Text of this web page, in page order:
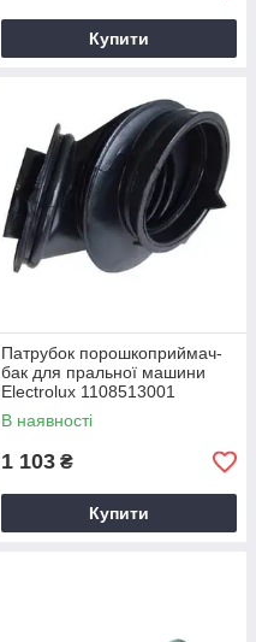
Купити
Патрубок порошкоприймач-
бак для пральної машини
Electrolux 1108513001
В наявності
1 103 ₴
Купити